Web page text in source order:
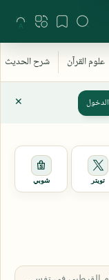
الدخول
تويتر شوبي